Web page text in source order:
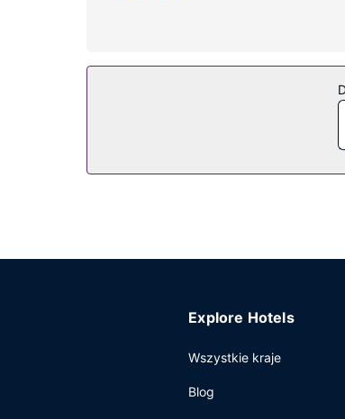
Restauracja
W obiekcie takim jak hotel do
serwowane w dni powszednie od 7
Explore Hotels
Wszystkie kraje
Blog